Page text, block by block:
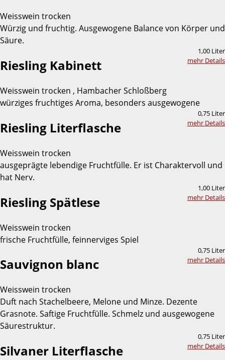
Weisswein trocken
Würzig und fruchtig. Ausgewogene Balance von Körper und
Säure.
1,00 Liter
mehr Details
Riesling Kabinett
Weisswein trocken , Hambacher Schloßberg
würziges fruchtiges Aroma, besonders ausgewogene
0,75 Liter
mehr Details
Riesling Literflasche
Weisswein trocken
ausgeprägte lebendige Fruchtfülle. Er ist Charaktervoll und
hat Nerv.
1,00 Liter
mehr Details
Riesling Spätlese
Weisswein trocken
frische Fruchtfülle, feinnerviges Spiel
0,75 Liter
mehr Details
Sauvignon blanc
Weisswein trocken
Duft nach Stachelbeere, Melone und Minze. Dezente
Grasnote. Saftige Fruchtfülle. Schmelz und ausgewogene
Säurestruktur.
0,75 Liter
mehr Details
Silvaner Literflasche